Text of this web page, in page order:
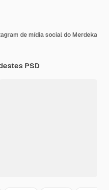
de mídia social do Merdeka
PSD